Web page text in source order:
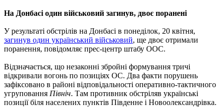
На Донбасі один військовий загинув, двоє поранені
У результаті обстрілів на Донбасі в понеділок, 20 квітня,
загинув один український військовий, ще двоє отримали
поранення, повідомляє прес-центр штабу ООС.
Відзначається, що незаконні збройні формування тричі
відкривали вогонь по позиціях ОС. Два факти порушень
зафіксовано в районі відповідальності оперативно-тактичного
угруповання Північ. Там противник обстріляв українські
позиції біля населених пунктів Південне і Новоолександрівка.